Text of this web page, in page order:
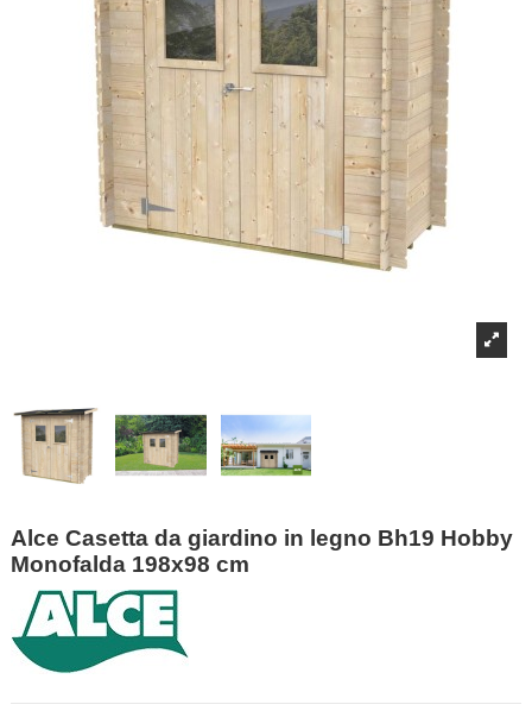
Alce Casetta da giardino in legno Bh19 Hobby
Monofalda 198x98 cm